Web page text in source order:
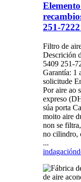
251-
Filtro de
Descrición
5409 251-
Garantía: 1
solicitude
Por aire ao
expreso
súa porta
moito aire
non se
no cilindro,
...
indagación